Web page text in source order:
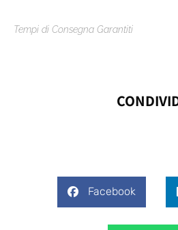
Tempi di Consegna Garantiti
Facebook